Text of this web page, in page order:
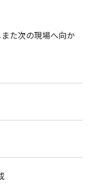
た次の現場へ向か